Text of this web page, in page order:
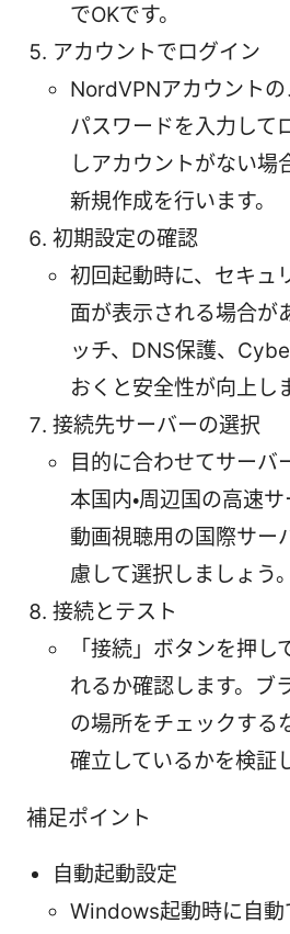
でOKです。
アカウントでログイン
NordVPNアカウント
パスワードを入力して
しアカウントがない場
新規作成を行います。
初期設定の確認
初回起動時に、セキュ
面が表示される場合が
ッチ、DNS保護、
おくと安全性が向上し
接続先サーバーの選択
目的に合わせてサーバ
本国内・周辺国の高速
動画視聴用の国際サー
慮して選択しましょう。
接続とテスト
「接続」ボタンを押し
れるか確認します。ブ
の場所をチェックする
確立しているかを検証
補足ポイント
自動起動設定
Windows起動時に自動